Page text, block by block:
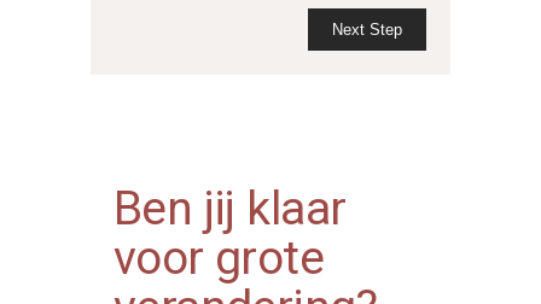
Next Step
Ben jij klaar
voor grote